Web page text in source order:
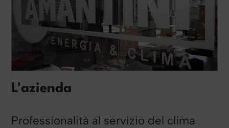
L'azienda
Professionalità al servizio del clima